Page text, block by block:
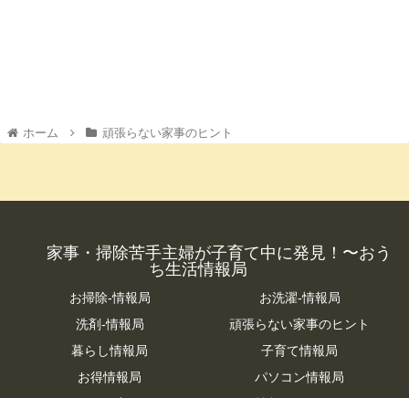
ホーム 頑張らない家事のヒント
家事・掃除苦手主婦が子育て中に発見！〜おう
ち生活情報局
お掃除-情報局
お洗濯-情報局
洗剤-情報局
頑張らない家事のヒント
暮らし情報局
子育て情報局
お得情報局
パソコン情報局